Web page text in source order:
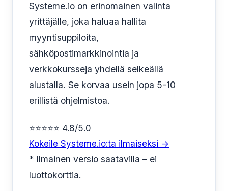
Systeme.io on erinomainen valinta
yrittäjälle, joka haluaa hallita
myyntisuppiloita,
sähköpostimarkkinointia ja
verkkokursseja yhdellä selkeällä
alustalla. Se korvaa usein jopa 5-10
erillistä ohjelmistoa.
⭐⭐⭐⭐⭐ 4.8/5.0
Kokeile Systeme.io:ta ilmaiseksi →
* Ilmainen versio saatavilla – ei
luottokorttia.